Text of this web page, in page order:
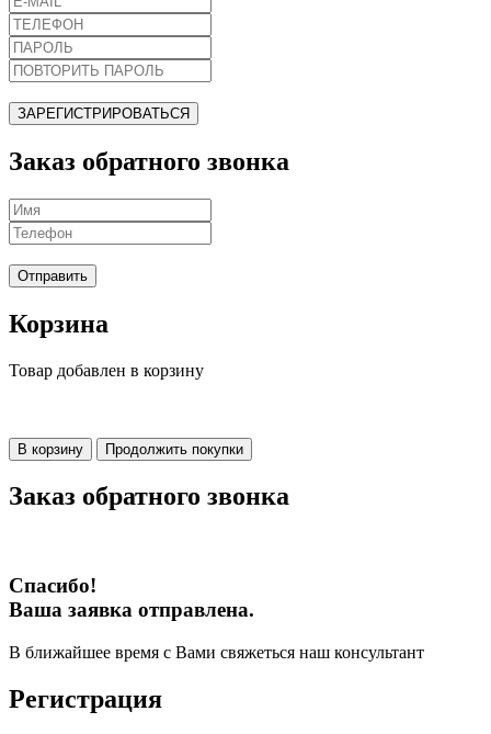
ЗАРЕГИСТРИРОВАТЬСЯ
Заказ обратного звонка
Отправить
Корзина
Товар добавлен в корзину
В корзину Продолжить покупки
Заказ обратного звонка
Спасибо!
Ваша заявка отправлена.
В ближайшее время с Вами свяжеться наш консультант
Регистрация